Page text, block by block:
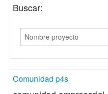
PROYECTOS
NETWORKING
Buscar:
Comunidad p4s